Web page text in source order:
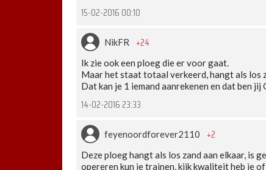
15-02-2016 00:10
NikFR +24
Ik zie ook een ploeg die er voor gaat.
Maar het staat totaal verkeerd, hangt als los
Dat kan je 1 iemand aanrekenen en dat ben jij
14-02-2016 23:33
feyenoordforever2110 +2
Deze ploeg hangt als los zand aan elkaar, is
opereren kun je trainen, kijk kwaliteit heb je